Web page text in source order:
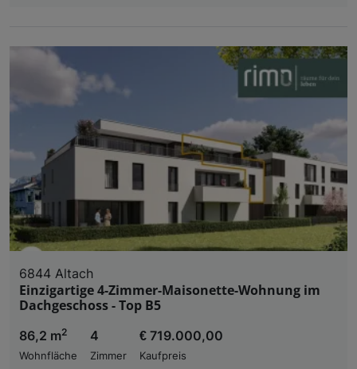
6844 Altach
Einzigartige 4-Zimmer-Maisonette-Wohnung im
Dachgeschoss - Top B5
86,2 m2
Wohnfläche
4
Zimmer
€ 719.000,00
Kaufpreis